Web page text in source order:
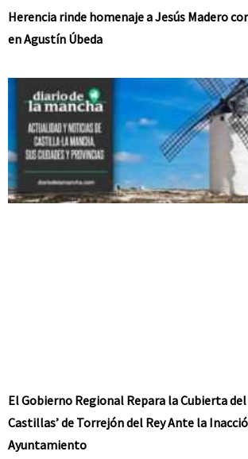
Herencia rinde homenaje a Jesús Madero
en Agustín Úbeda
El Gobierno Regional Repara la Cubierta del
Castillas’ de Torrejón del Rey Ante la
Ayuntamiento